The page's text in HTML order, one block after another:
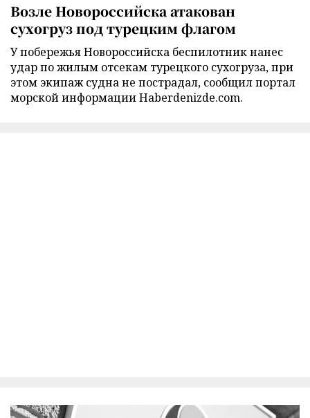
Возле Новороссийска атакован
сухогруз под турецким флагом
У побережья Новороссийска беспилотник нанес
удар по жилым отсекам турецкого сухогруза, при
этом экипаж судна не пострадал, сообщил портал
морской информации Haberdenizde.com.